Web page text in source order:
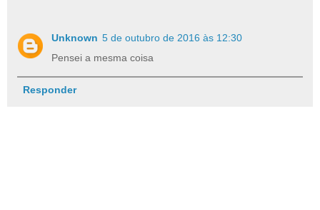
Unknown 5 de outubro de 2016 às 12:30
Pensei a mesma coisa
Responder